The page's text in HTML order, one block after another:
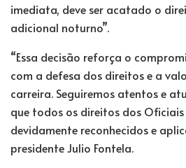
imediata, deve ser acatado o
adicional noturno”.
“Essa decisão reforça o
com a defesa dos direitos e a
carreira. Seguiremos atentos e
que todos os direitos dos Oficiais
devidamente reconhecidos e
presidente Julio Fontela.